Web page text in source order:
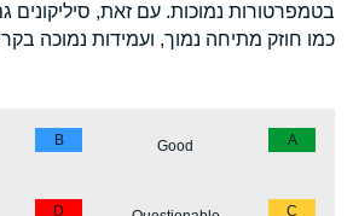
בטמפרטורות נמוכות. עם זאת, סיליקונים
כמו חוזק מתיחה נמוך, ועמידות נמוכה
A
Good
B
C
D